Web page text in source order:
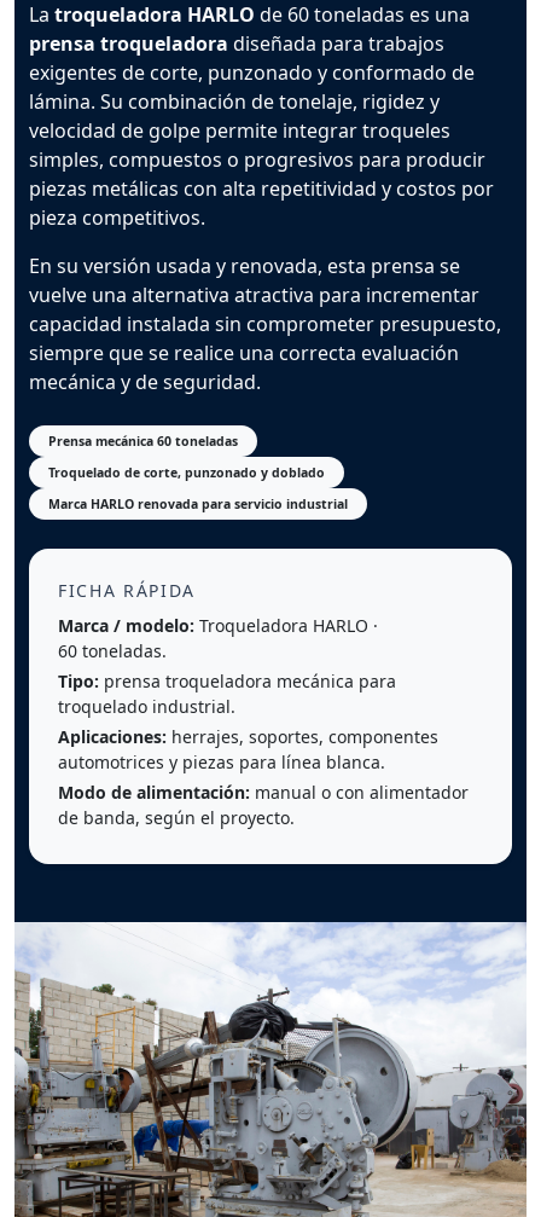
La troqueladora HARLO de 60 toneladas es una
prensa troqueladora diseñada para trabajos
exigentes de corte, punzonado y conformado de
lámina. Su combinación de tonelaje, rigidez y
velocidad de golpe permite integrar troqueles
simples, compuestos o progresivos para producir
piezas metálicas con alta repetitividad y costos por
pieza competitivos.
En su versión usada y renovada, esta prensa se
vuelve una alternativa atractiva para incrementar
capacidad instalada sin comprometer presupuesto,
siempre que se realice una correcta evaluación
mecánica y de seguridad.
Prensa mecánica 60 toneladas
Troquelado de corte, punzonado y doblado
Marca HARLO renovada para servicio industrial
FICHA RÁPIDA
Marca / modelo: Troqueladora HARLO ·
60 toneladas.
Tipo: prensa troqueladora mecánica para
troquelado industrial.
Aplicaciones: herrajes, soportes, componentes
automotrices y piezas para línea blanca.
Modo de alimentación: manual o con alimentador
de banda, según el proyecto.